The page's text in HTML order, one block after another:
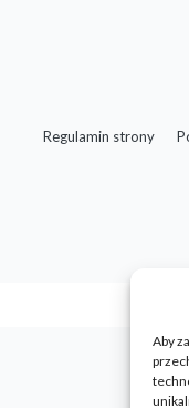
Aby
Regulamin strony